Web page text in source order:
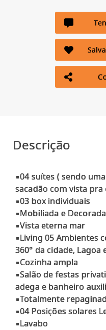
Descrição
▪04 suítes ( sendo
sacadão com vista pra
▪03 box individuais
▪Mobiliada e Decorada
▪Vista eterna mar
▪Living 05 Ambientes
360° da cidade, Lagoa
▪Cozinha ampla
▪Salão de festas
adega e banheiro
▪Totalmente
▪04 Posições solares
▪Lavabo